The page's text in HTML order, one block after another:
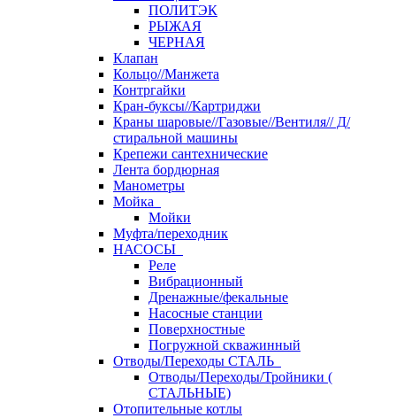
ПОЛИТЭК
РЫЖАЯ
ЧЕРНАЯ
Клапан
Кольцо//Манжета
Контргайки
Кран-буксы//Картриджи
Краны шаровые//Газовые//Вентиля// Д/
стиральной машины
Крепежи сантехнические
Лента бордюрная
Манометры
Мойка
Мойки
Муфта/переходник
НАСОСЫ
Реле
Вибрационный
Дренажные/фекальные
Насосные станции
Поверхностные
Погружной скважинный
Отводы/Переходы СТАЛЬ
Отводы/Переходы/Тройники (
СТАЛЬНЫЕ)
Отопительные котлы